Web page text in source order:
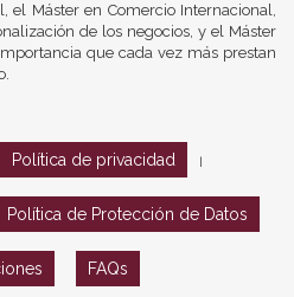
el Máster en Comercio Internacional,
de los negocios, y el Máster
que cada vez más prestan
Política de privacidad
Política de Protección de Datos
FAQs